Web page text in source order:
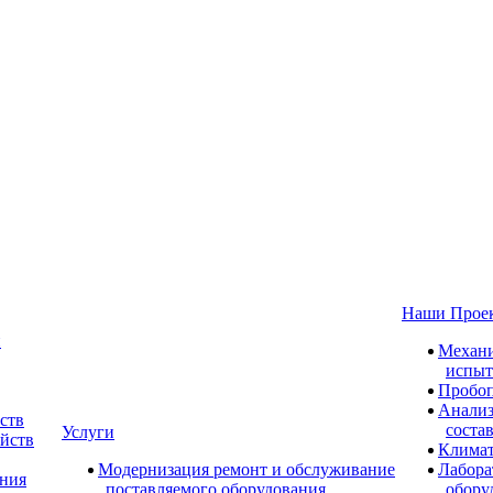
Услуги
Модернизация ремонт и обслуживание
поставляемого оборудования
Наши